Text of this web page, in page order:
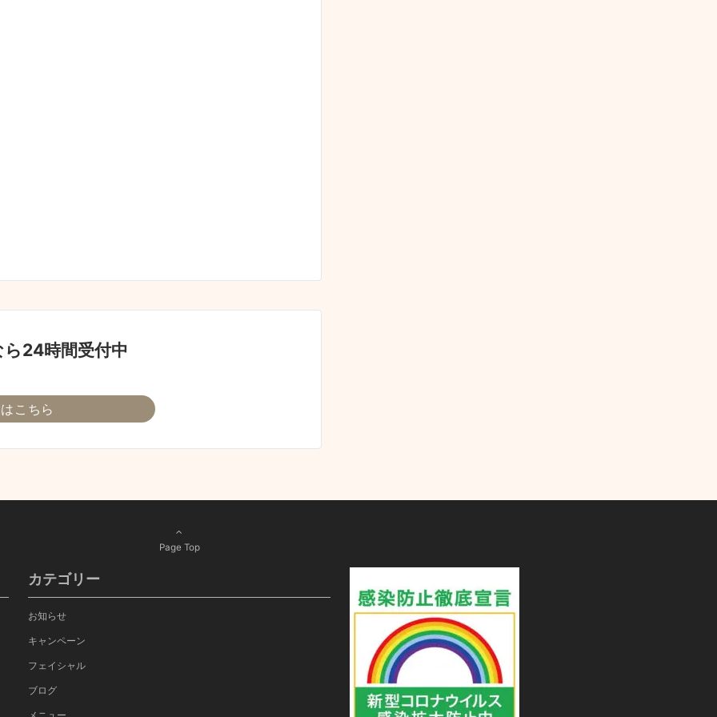
24時間受付中
こちら
Page Top
カテゴリー
お知らせ
キャンペーン
フェイシャル
ブログ